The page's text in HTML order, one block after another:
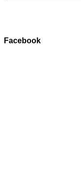
Facebook